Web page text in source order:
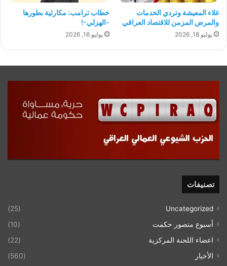
غلاء المعيشة وتردي الخدمات
والمرض المزمن للاقتصاد العراقي
يوليو 18, 2026
خطاب ترامب: مكارثية بطورها
-الهزلي-!
يوليو 16, 2026
تصنيفات
Uncategorized
(25)
أسبوع منصور حكمت
(10)
اعضاء اللحنة المركزية
(22)
الأخبار
(560)